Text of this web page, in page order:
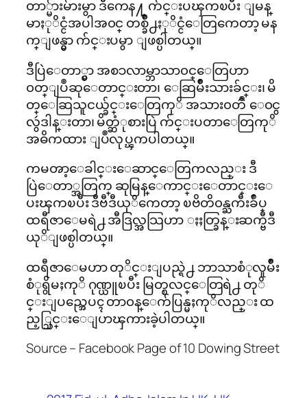
တာ္မ်ားမ်ားမွာ ဒီကေန႔ က်င္းပၾကၿပီး ျမန္
မာႏုိင္ငံအပါအ၀င္ တစ္ခ်ိဳ႕ႏုိင္ငံေတြကေတာ့ မန
က္ျဖန္မွာ က်င္းပမွာ ျဖစ္ပါတယ္။
ဒီပြဲေတာ္မွာ အစၥလာမ္ဘာသာ၀င္ေတြဟာ
၀တ္ျပဳဆုေတာင္းတာ၊ ေဆြမ်ိဳးသားခ်င္း၊ မိ
တ္ေဆြသူငယ္ခ်င္းေတြကုိ အသား၀တၳဳ ေ၀ငွ
လွဴဒါန္းတာ၊ မိတ္ဆံုစားပြဲ က်င္းပတာေတြကုိ
အဓိကထား ျပဳလုပ္ၾကပါတယ္။
ကမၻာ့ေခါင္းေဆာင္ေတြကလည္း ဒီ
ပြဲေတာ္အတြက္ ဆုမြန္ေကာင္းေတာင္းေ
ပးၾကၿပီး ဒီဗီဒီယုိကေတာ့ ၿဗိတိ၀န္ႀကီးခ်ဳပ္
ထရီဇာေမရဲ႕ အီဒြလ္အသြဟာ ႏႈတ္ခြန္းဆက္ဗီဒီ
ယုိျဖစ္ပါတယ္။
ထရီဇာေမဟာ တုိင္းျပည္ရဲ႕ ဘာသာစံုလူမ်ိဳး
စံုရွိမႈကုိ ဂုဏ္ယူၿပီး မြတ္စလင္ေတြရဲ႕ တုိ
င္းျပည္အေပၚ တာ၀န္ေက်ပြန္မႈကုိလည္း ထ
ည့္သြင္းေျပာၾကားခဲ့ပါတယ္။
Source – Facebook Page of 10 Dowing Street